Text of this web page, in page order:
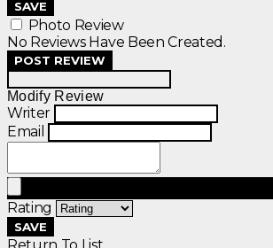
SAVE
Photo Review
No Reviews Have Been Created.
POST REVIEW
Modify Review
Writer
Email
Rating
SAVE
Return To List